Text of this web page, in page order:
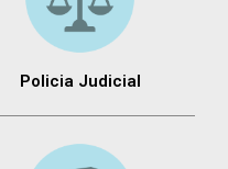
Policia Judicial